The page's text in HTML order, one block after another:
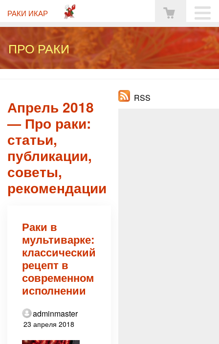
РАКИ ИКАР
ПРО РАКИ
Апрель 2018
— Про раки:
статьи,
публикации,
советы,
рекомендации
Раки в
мультиварке:
классический
рецепт в
современном
исполнении
adminmaster
23 апреля 2018
RSS